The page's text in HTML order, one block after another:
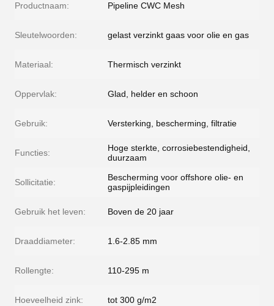
Productnaam: Pipeline CWC Mesh
Sleutelwoorden: gelast verzinkt gaas voor olie en gas
Materiaal: Thermisch verzinkt
Oppervlak: Glad, helder en schoon
Gebruik: Versterking, bescherming, filtratie
Functies:
Hoge sterkte, corrosiebestendigheid,
duurzaam
Sollicitatie:
Bescherming voor offshore olie- en
gaspijpleidingen
Gebruik het leven: Boven de 20 jaar
Draaddiameter: 1.6-2.85 mm
Rollengte: 110-295 m
Hoeveelheid zink: tot 300 g/m2